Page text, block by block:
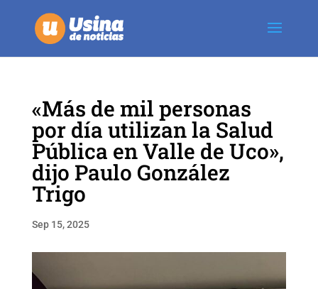
«Más de mil personas
por día utilizan la Salud
Pública en Valle de Uco»,
dijo Paulo González
Trigo
Sep 15, 2025